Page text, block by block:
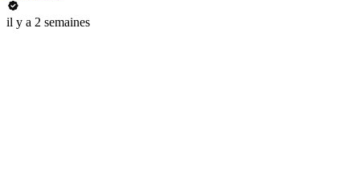
il y a 2 semaines